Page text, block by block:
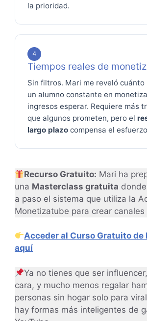
la prioridad.
4
Tiempos reales de
Sin filtros. Mari me reveló
un alumno constante en
ingresos esperar. Requiere más
que algunos prometen, pero el
largo plazo compensa el
Recurso Gratuito: Mari ha
una Masterclass gratuita
a paso el sistema que utiliza la
Monetizatube para crear
Acceder al Curso Gratuito de
aquí
Ya no tienes que ser
cara, y mucho menos regalar
personas sin hogar solo para
hay formas más inteligentes de